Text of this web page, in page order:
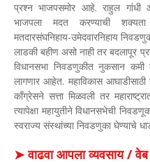
प्रश्न भाजपसमोर आहे. राहुल गांधी
भाजपला मदत करण्याची शक्यता
मतदारसंघनिहाय-उमेदवारनिहाय
लाडकी बहीण असो नाही तर बदलापूर
विधानसभा निवडणुकीत नुकसान कमी
लागणार आहेत. महाविकास आघाडीसाठी
काँग्रेसने सत्ता मिळवली तर
त्यापेक्षा महायुतीने विधानसभेची
स्वराज्य संस्थांच्या निवडणुका घेण्याचे
➤ वाढवा आपला व्यवसाय / वेब